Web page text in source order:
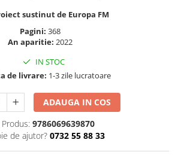
sustinut de Europa FM
Pagini: 368
An aparitie: 2022
IN STOC
de livrare: 1-3 zile lucratoare
ADAUGA IN COS
9786069639870
de ajutor? 0732 55 88 33